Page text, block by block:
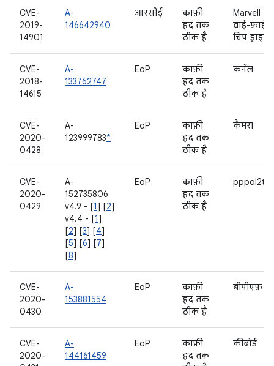
CVE-
2019-
14901
A-
146642940
आरसीई
काफ़ी
हद तक
ठीक है
Marvell
वाई-फ़ाई
चिप ड्राइवर
CVE-
2018-
14615
A-
133762747
EoP
काफ़ी
हद तक
ठीक है
कर्नेल
CVE-
2020-
0428
A-
123999783*
EoP
काफ़ी
हद तक
ठीक है
कैमरा
CVE-
2020-
0429
A-
152735806
v4.9 - [1] [2]
v4.4 - [1]
[2] [3] [4]
[5] [6] [7]
[8]
EoP
काफ़ी
हद तक
ठीक है
pppol2tp
CVE-
2020-
0430
A-
153881554
EoP
काफ़ी
हद तक
ठीक है
बीपीएफ़
CVE-
2020-
A-
144161459
EoP
काफ़ी
हद तक
कीबोर्ड